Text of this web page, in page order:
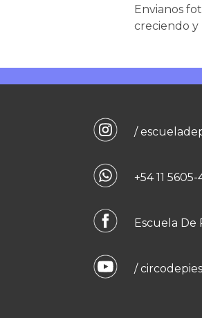
Envianos
creciendo y
/
+54 11
Escuela De
/